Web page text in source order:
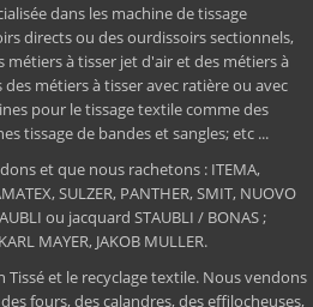
dans les machine de tissage
directs ou des ourdissoirs sectionnels,
métiers à tisser jet d'air et des métiers à
métiers à tisser avec ratière ou avec
pour le tissage textile comme des
tissage de bandes et sangles; etc ...
et que nous rachetons : ITEMA,
SULZER, PANTHER, SMIT, NUOVO
ou jacquard STAUBLI / BONAS ;
MAYER, JAKOB MULLER.
et le recyclage textile. Nous vendons
fours, des calandres, des effilocheuses,